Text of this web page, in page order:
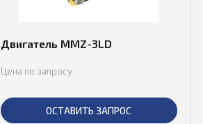
Двигатель MMZ-3LD
Цена по запросу
ОСТАВИТЬ ЗАПРОС